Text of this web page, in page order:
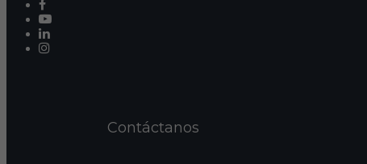
Contáctanos